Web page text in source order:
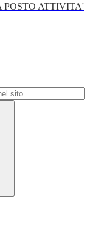
POSTO ATTIVITA'